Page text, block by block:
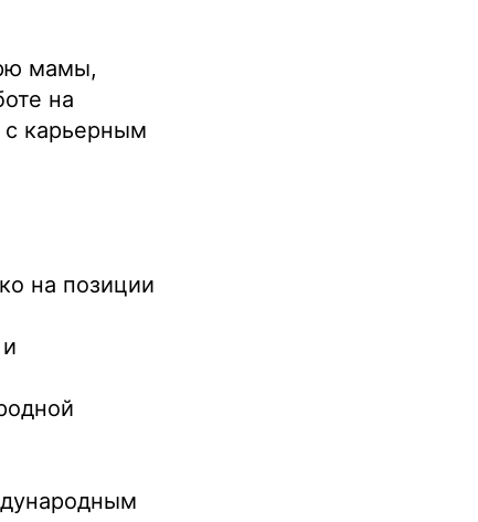
мамы,
на
карьерным
на позиции